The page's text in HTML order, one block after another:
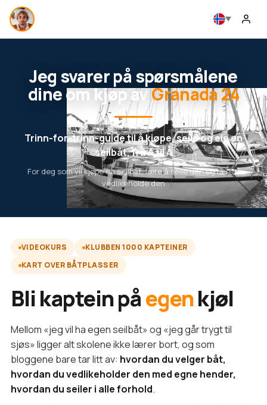
Jeg svarer på spørsmålene
dine om kjøp avGranada 24
Trinn-for-trinn-guide til å kjøpe, seile og eie en
seilbåt, fra A til Å
For deg som vil kjøpe en seilbåt, lære å seile den og lære å
vedlikeholde den
VIDEOKURS
KLUBBEN 1000 KAPTEINER
KART OVER BÅTPLASSER
Bli kaptein påegenkjøl
Mellom «jeg vil ha egen seilbåt» og «jeg går trygt til
sjøs» ligger alt skolene ikke lærer bort, og som
bloggene bare tar litt av: hvordan du velger båt,
hvordan du vedlikeholder den med egne hender,
hvordan du seiler i alle forhold.